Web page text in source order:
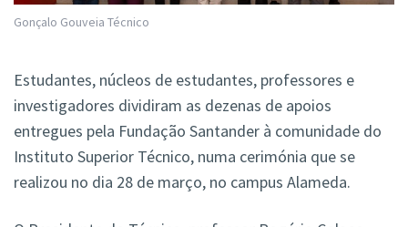
Gonçalo Gouveia Técnico
Estudantes, núcleos de estudantes, professores e
investigadores dividiram as dezenas de apoios
entregues pela Fundação Santander à comunidade do
Instituto Superior Técnico, numa cerimónia que se
realizou no dia 28 de março, no campus Alameda.